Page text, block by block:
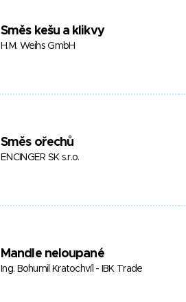
Směs kešu a klikvy
H.M. Weihs GmbH
Směs ořechů
ENCINGER SK s.r.o.
Mandle neloupané
Ing. Bohumil Kratochvíl - IBK Trade